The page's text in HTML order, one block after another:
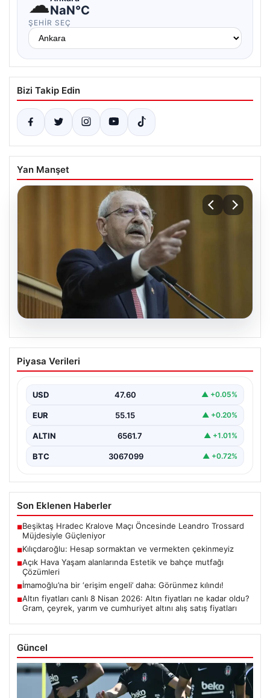
NaN°C
ŞEHIR SEÇ
Bizi Takip Edin
Yan Manşet
Kılıçdaroğlu: Hesap sormaktan ve
vermekten çekinmeyiz
başlangıcını ilan eden Cumhuriyet Halk Partisi (CHP)
Genel…
Piyasa Verileri
USD 47.60 ▲ +0.05%
EUR 55.15 ▲ +0.20%
ALTIN 6561.7 ▲ +1.01%
BTC 3067099 ▲ +0.72%
Son Eklenen Haberler
■Beşiktaş Hradec Kralove Maçı Öncesinde Leandro Trossard
Müjdesiyle Güçleniyor
■Kılıçdaroğlu: Hesap sormaktan ve vermekten çekinmeyiz
■Açık Hava Yaşam alanlarında Estetik ve bahçe mutfağı
Çözümleri
■İmamoğlu’na bir ‘erişim engeli’ daha: Görünmez kılındı!
■Altın fiyatları canlı 8 Nisan 2026: Altın fiyatları ne kadar oldu?
Gram, çeyrek, yarım ve cumhuriyet altını alış satış fiyatları
Güncel